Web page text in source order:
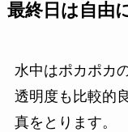
最終日は自由
水中はポカポカ
透明度も比較的
真をとります。